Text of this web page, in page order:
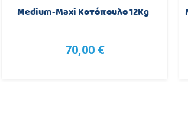
Medium-Maxi Κοτόπουλο 12Kg
70,00 €